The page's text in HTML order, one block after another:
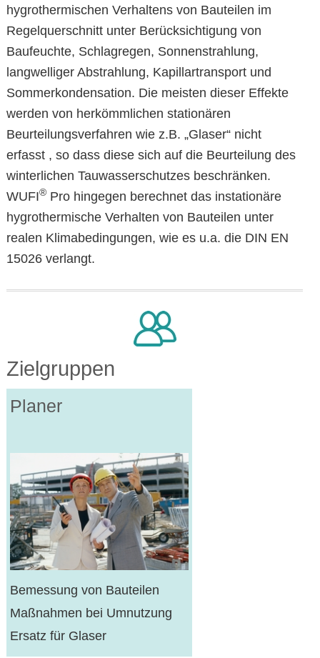
hygrothermischen Verhaltens von Bauteilen im
Regelquerschnitt unter Berücksichtigung von
Baufeuchte, Schlagregen, Sonnenstrahlung,
langwelliger Abstrahlung, Kapillartransport und
Sommerkondensation. Die meisten dieser Effekte
werden von herkömmlichen stationären
Beurteilungsverfahren wie z.B. „Glaser“ nicht
erfasst , so dass diese sich auf die Beurteilung des
winterlichen Tauwasserschutzes beschränken.
WUFI®Pro hingegen berechnet das instationäre
hygrothermische Verhalten von Bauteilen unter
realen Klimabedingungen, wie es u.a. die DIN EN
15026 verlangt.
Zielgruppen
Planer
Bemessung von Bauteilen
Maßnahmen bei Umnutzung
Ersatz für Glaser